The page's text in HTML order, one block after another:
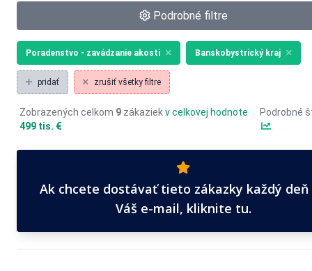
Podrobné filtre
Poradenstvo - zavádzanie akosti Banskobystrický kraj
pridať zrušiť všetky filtre
Zobrazených celkom 9 zákaziekv celkovej hodnote
499 tis. €
Podrobné
Ak chcete dostávať tieto zákazky každý deň
Váš e-mail, kliknite tu.